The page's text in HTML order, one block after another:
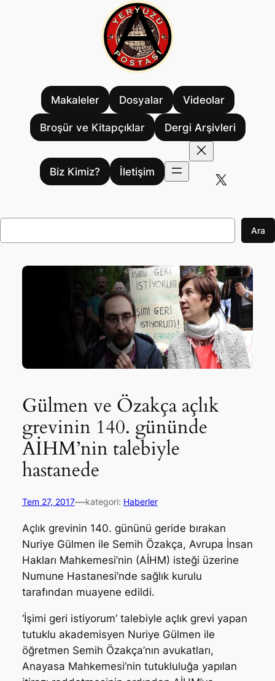
Makaleler Dosyalar Videolar
Broşür ve Kitapçıklar Dergi Arşivleri
Biz Kimiz?
İletişim
Ara
Gülmen ve Özakça açlık
grevinin 140. gününde
AİHM’nin talebiyle
hastanede
Tem 27, 2017—kategori: Haberler
Açlık grevinin 140. gününü geride bırakan
Nuriye Gülmen ile Semih Özakça, Avrupa İnsan
Hakları Mahkemesi’nin (AİHM) isteği üzerine
Numune Hastanesi’nde sağlık kurulu
tarafından muayene edildi.
‘İşimi geri istiyorum’ talebiyle açlık grevi yapan
tutuklu akademisyen Nuriye Gülmen ile
öğretmen Semih Özakça’nın avukatları,
Anayasa Mahkemesi’nin tutukluluğa yapılan